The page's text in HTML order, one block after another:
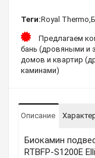
Теги:Royal Thermo,
Предлагаем
бань (дровяными и
домов и квартир
каминами)
Описание
Биокамин
RTBFP-S1200E